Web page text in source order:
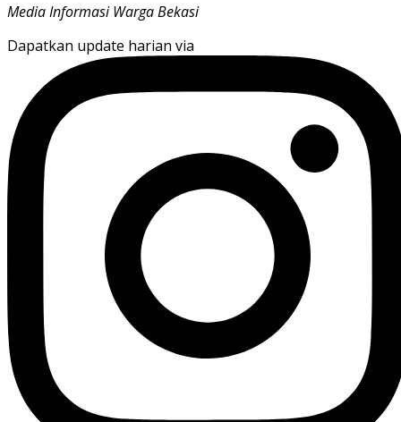
Media Informasi Warga Bekasi
Dapatkan update harian via